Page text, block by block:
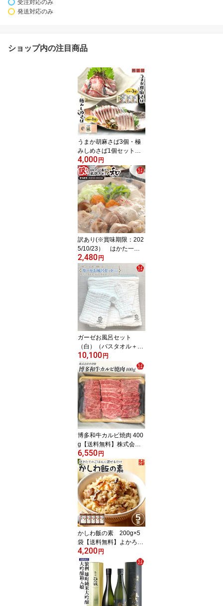
受注対応のみ
発送対応のみ
ショップ内の注目商品
うまか胡麻さば3個・極
みしめさば1個セット
【送料無料】ジャパンシ
ーフーズ 鯵本舗 全国水
産加工品総合品質審査会
水産庁長官賞 主婦大賞
若者大賞 受賞 マサバ 真
鯖 九州 福岡 お取り寄せ
グルメ 福岡県よかもんシ
ョップ
4,000 円
訳あり(※賞味期限：202
5/10/23） はかた一番
どり 水炊きセット和
【送料無料】 あらい 九
州 福岡 お取り寄せグル
メ 福岡県よかもんショッ
プ basic
2,480 円
ガーゼお風呂セット
（白）（バスタオル＋ボ
ディタオル＋ミトン）
【送料無料】coton de m
eme （コトン ド メメ）
医療用ガーゼ使用 綿10
0％ コットン コトンドメ
メ 九州 福岡 お取り寄せ
福岡県よかもんショップ
10,100 円
博多和牛カルビ焼肉 400
g【送料無料】株式会社
中津留 九州 福岡 お
取り寄せグルメ 福岡県
よかもんショップ
6,550 円
かしわ飯の素 200g×5
袋【送料無料】よかろう
米2合用 混ぜ込みタイプ
かしわめし 鶏飯 まぜご
はん 九州 福岡 お取り寄
せグルメ 福岡県よかもん
ショップ
4,200 円